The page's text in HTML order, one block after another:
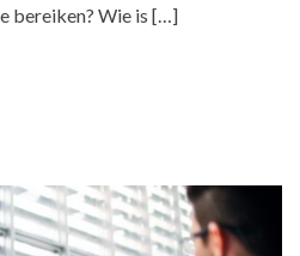
bereiken? Wie is […]